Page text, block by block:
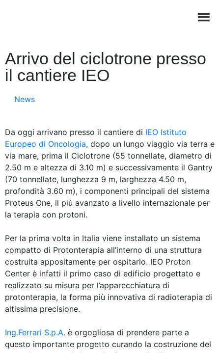
Arrivo del ciclotrone presso
il cantiere IEO
News
Da oggi arrivano presso il cantiere di IEO Istituto
Europeo di Oncologia, dopo un lungo viaggio via terra e
via mare, prima il Ciclotrone (55 tonnellate, diametro di
2.50 m e altezza di 3.10 m) e successivamente il Gantry
(70 tonnellate, lunghezza 9 m, larghezza 4.50 m,
profondità 3.60 m), i componenti principali del sistema
Proteus One, il più avanzato a livello internazionale per
la terapia con protoni.
Per la prima volta in Italia viene installato un sistema
compatto di Protonterapia all’interno di una struttura
costruita appositamente per ospitarlo. IEO Proton
Center è infatti il primo caso di edificio progettato e
realizzato su misura per l’apparecchiatura di
protonterapia, la forma più innovativa di radioterapia di
altissima precisione.
Ing.Ferrari S.p.A. è orgogliosa di prendere parte a
questo importante progetto curando la costruzione del